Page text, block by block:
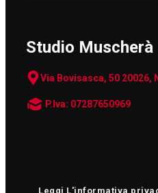
Studio Muscherà
Via Bovisasca, 50 20026,
P.Iva: 07287650969
Leggi L'informativa